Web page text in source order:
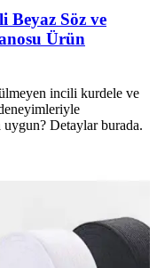
Beyaz Söz ve
Ürün
incili kurdele ve
uygun? Detaylar burada.